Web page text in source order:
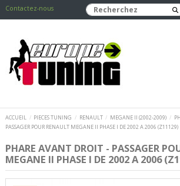
Contactez-nous
ACCUEIL PIECES TUNING RENAULT MEGANE II (2002-2009)
PASSAGER POUR RENAULT MEGANE II PHASE I DE 2002 A 2006 (Z11129)
PHARE AVANT DROIT - PASSAGER
MEGANE II PHASE I DE 2002 A 2006